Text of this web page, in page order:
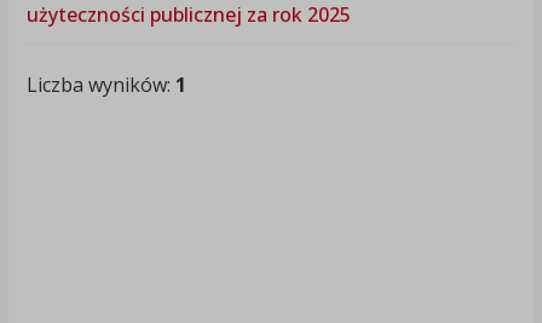
użyteczności publicznej za rok 2025
Liczba wyników: 1